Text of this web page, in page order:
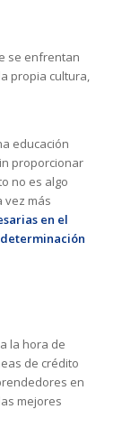
se enfrentan
propia cultura,
educación
proporcionar
no es algo
vez más
en el
la hora de
de crédito
en
mejores